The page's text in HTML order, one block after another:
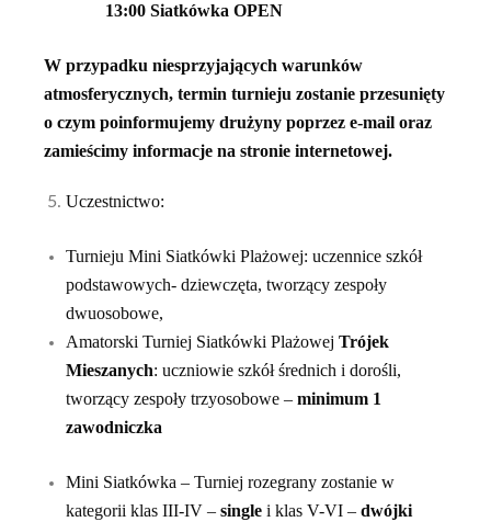
13:00 Siatkówka OPEN
W przypadku niesprzyjających warunków
atmosferycznych, termin turnieju zostanie przesunięty
o czym poinformujemy drużyny poprzez e-mail oraz
zamieścimy informacje na stronie internetowej.
Uczestnictwo:
Turnieju Mini Siatkówki Plażowej: uczennice szkół
podstawowych- dziewczęta, tworzący zespoły
dwuosobowe,
Amatorski Turniej Siatkówki Plażowej Trójek
Mieszanych: uczniowie szkół średnich i dorośli,
tworzący zespoły trzyosobowe – minimum 1
zawodniczka
Mini Siatkówka – Turniej rozegrany zostanie w
kategorii klas III-IV – single i klas V-VI – dwójki